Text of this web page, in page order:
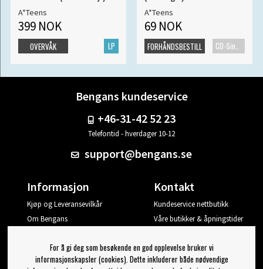
A*Teens
399 NOK
LP
OVERVÅK
A*Teens
69 NOK
CD-Singel
FORHÅNDSBESTILL
Bengans kundeservice
+46-31-42 52 23
Telefontid - hverdager 10-12
support@bengans.se
Informasjon
Kjøp og Leveransevilkår
Om Bengans
Kontakt
Kundeservice nettbutikk
Våre butikker & åpningstider
Logg ut
For å gi deg som besøkende en god opplevelse bruker vi
informasjonskapsler (cookies). Dette inkluderer både nødvendige